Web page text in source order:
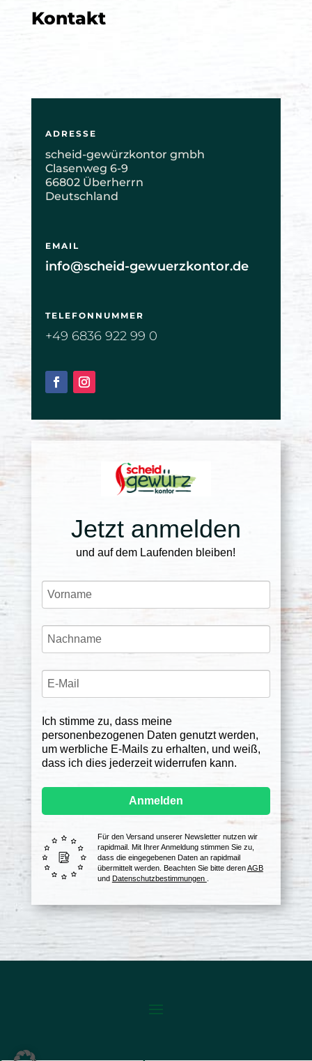
Kontakt
ADRESSE
scheid-gewürzkontor gmbh
Clasenweg 6-9
66802 Überherrn
Deutschland
EMAIL
info@scheid-gewuerzkontor.de
TELEFONNUMMER
+49 6836 922 99 0
Jetzt anmelden
und auf dem Laufenden bleiben!
Ich stimme zu, dass meine
personenbezogenen Daten genutzt werden,
um werbliche E-Mails zu erhalten, und weiß,
dass ich dies jederzeit widerrufen kann.
Anmelden
Für den Versand unserer Newsletter nutzen wir
rapidmail. Mit Ihrer Anmeldung stimmen Sie zu,
dass die eingegebenen Daten an rapidmail
übermittelt werden. Beachten Sie bitte derenAGB
und Datenschutzbestimmungen